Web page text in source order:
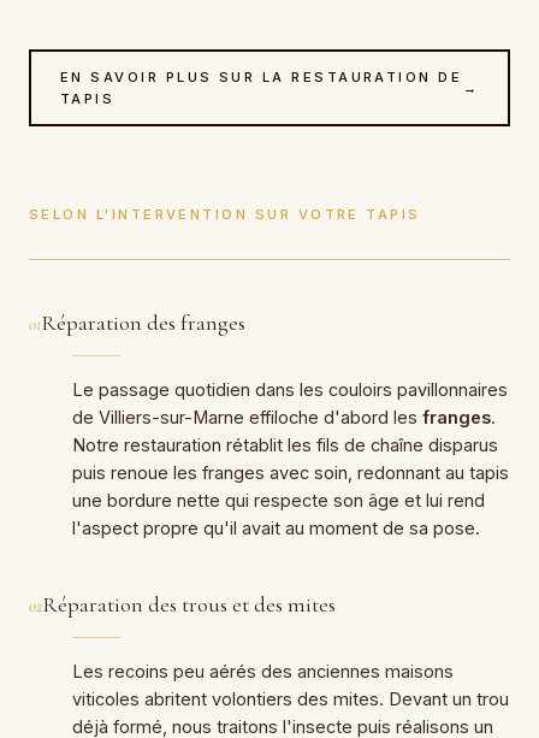
EN SAVOIR PLUS SUR LA RESTAURATION DE
TAPIS
→
SELON L'INTERVENTION SUR VOTRE TAPIS
01Réparation des franges
Le passage quotidien dans les couloirs pavillonnaires
de Villiers-sur-Marne effiloche d'abord les franges.
Notre restauration rétablit les fils de chaîne disparus
puis renoue les franges avec soin, redonnant au tapis
une bordure nette qui respecte son âge et lui rend
l'aspect propre qu'il avait au moment de sa pose.
02Réparation des trous et des mites
Les recoins peu aérés des anciennes maisons
viticoles abritent volontiers des mites. Devant un trou
déjà formé, nous traitons l'insecte puis réalisons un